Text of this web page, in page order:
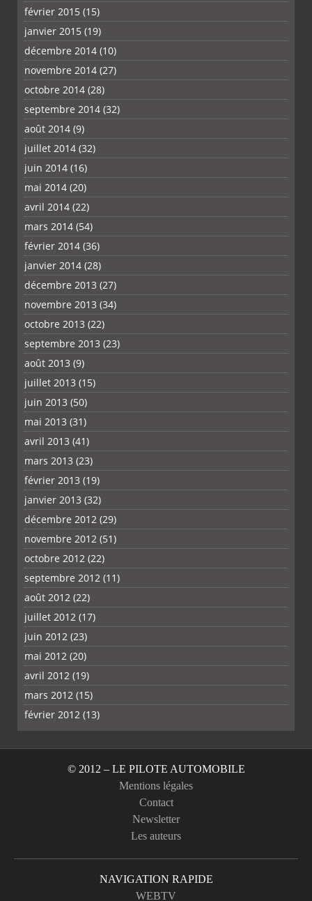
février 2015 (15)
janvier 2015 (19)
décembre 2014 (10)
novembre 2014 (27)
octobre 2014 (28)
septembre 2014 (32)
août 2014 (9)
juillet 2014 (32)
juin 2014 (16)
mai 2014 (20)
avril 2014 (22)
mars 2014 (54)
février 2014 (36)
janvier 2014 (28)
décembre 2013 (27)
novembre 2013 (34)
octobre 2013 (22)
septembre 2013 (23)
août 2013 (9)
juillet 2013 (15)
juin 2013 (50)
mai 2013 (31)
avril 2013 (41)
mars 2013 (23)
février 2013 (19)
janvier 2013 (32)
décembre 2012 (29)
novembre 2012 (51)
octobre 2012 (22)
septembre 2012 (11)
août 2012 (22)
juillet 2012 (17)
juin 2012 (23)
mai 2012 (20)
avril 2012 (19)
mars 2012 (15)
février 2012 (13)
© 2012 – LE PILOTE AUTOMOBILE
Mentions légales
Contact
Newsletter
Les auteurs
NAVIGATION RAPIDE
WEBTV